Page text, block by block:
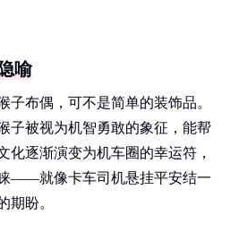
喻
子布偶，可不是简单的装饰品。
子被视为机智勇敢的象征，能帮
化逐渐演变为机车圈的幸运符，
——就像卡车司机悬挂平安结一
期盼。